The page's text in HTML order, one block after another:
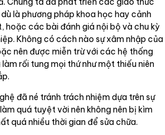
là phương pháp khoa học hay cảnh
hoặc các bài đánh giá nội bộ và chu kỳ
Không có cách nào sự xâm nhập của
nên được miễn trừ với các hệ thống
rối tung mọi thứ như một thiếu niên
đã né tránh trách nhiệm dựa trên sự
quá tuyệt vời nên không nên bị kìm
quá nhiều thời gian để sửa chữa.